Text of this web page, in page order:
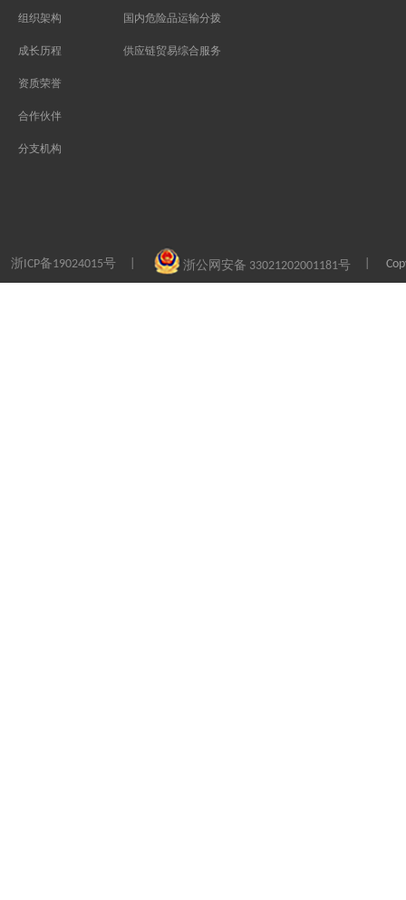
组织架构
成长历程
资质荣誉
合作伙伴
分支机构
国内危险品运输分拨
供应链贸易综合服务
浙ICP备19024015号 浙公网安备 33021202001181号